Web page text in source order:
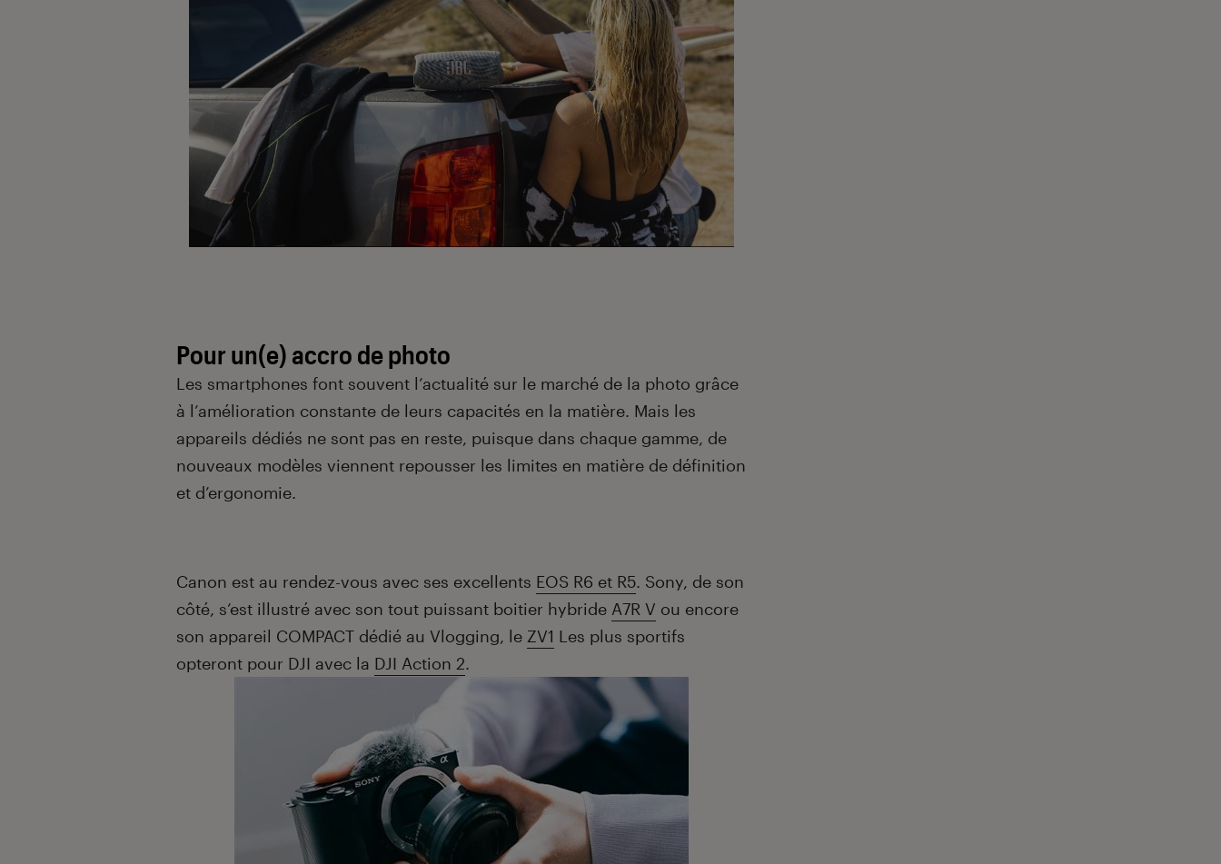
Pour un(e) accro de photo
Les smartphones font souvent l’actualité sur le marché de la photo grâce
à l’amélioration constante de leurs capacités en la matière. Mais les
appareils dédiés ne sont pas en reste, puisque dans chaque gamme, de
nouveaux modèles viennent repousser les limites en matière de définition
et d’ergonomie.
Canon est au rendez-vous avec ses excellents EOS R6 et R5. Sony, de son
côté, s’est illustré avec son tout puissant boitier hybride A7R V ou encore
son appareil COMPACT dédié au Vlogging, le ZV1 Les plus sportifs
opteront pour DJI avec la DJI Action 2.